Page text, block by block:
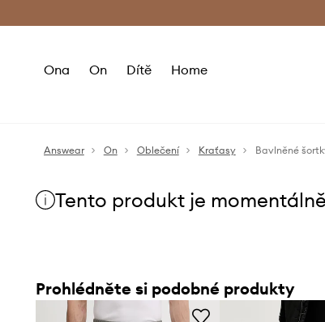
Ona On Dítě Home
Answear On Oblečení Kraťasy Bavlněné
Tento produkt je
Prohlédněte si podobné produkty